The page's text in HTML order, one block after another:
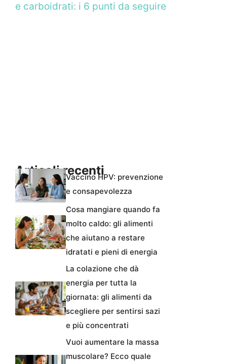
e carboidrati: i 6 punti da seguire
Articoli recentiVaccino HPV: prevenzione
e consapevolezza
Cosa mangiare quando fa
molto caldo: gli alimenti
che aiutano a restare
idratati e pieni di energia
La colazione che dà
energia per tutta la
giornata: gli alimenti da
scegliere per sentirsi sazi
e più concentrati
Vuoi aumentare la massa
muscolare? Ecco quale